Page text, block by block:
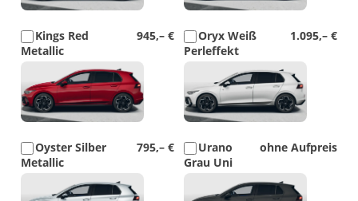
945,– €
Kings Red
Metallic
1.095,– €
Oryx Weiß
Perleffekt
795,– €
Oyster Silber
Metallic
ohne Aufpreis
Urano
Grau Uni